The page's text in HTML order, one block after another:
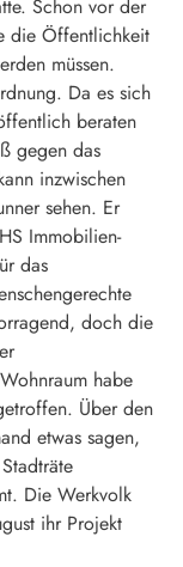
Schon vor der
die Öffentlichkeit
müssen.
Da es sich
beraten
gegen das
inzwischen
sehen. Er
Immobilien-
das
doch die
habe
Über den
etwas sagen,
Die Werkvolk
ihr Projekt